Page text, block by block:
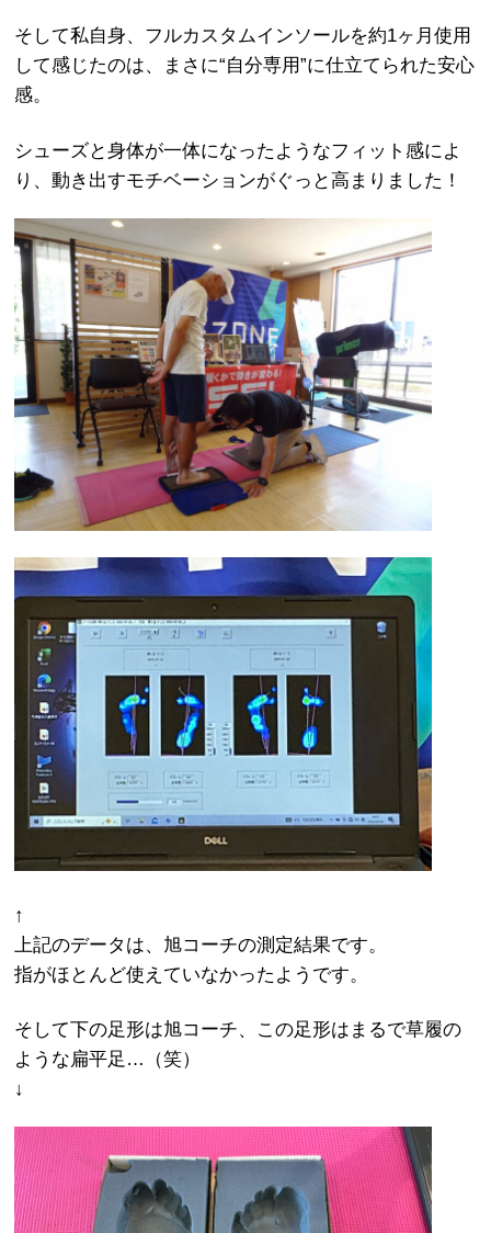
そして私自身、フルカスタムインソールを約1ヶ月使用
して感じたのは、まさに“自分専用”に仕立てられた安心
感。
シューズと身体が一体になったようなフィット感によ
り、動き出すモチベーションがぐっと高まりました！
↑
上記のデータは、旭コーチの測定結果です。
指がほとんど使えていなかったようです。
そして下の足形は旭コーチ、この足形はまるで草履の
ような扁平足…（笑）
↓